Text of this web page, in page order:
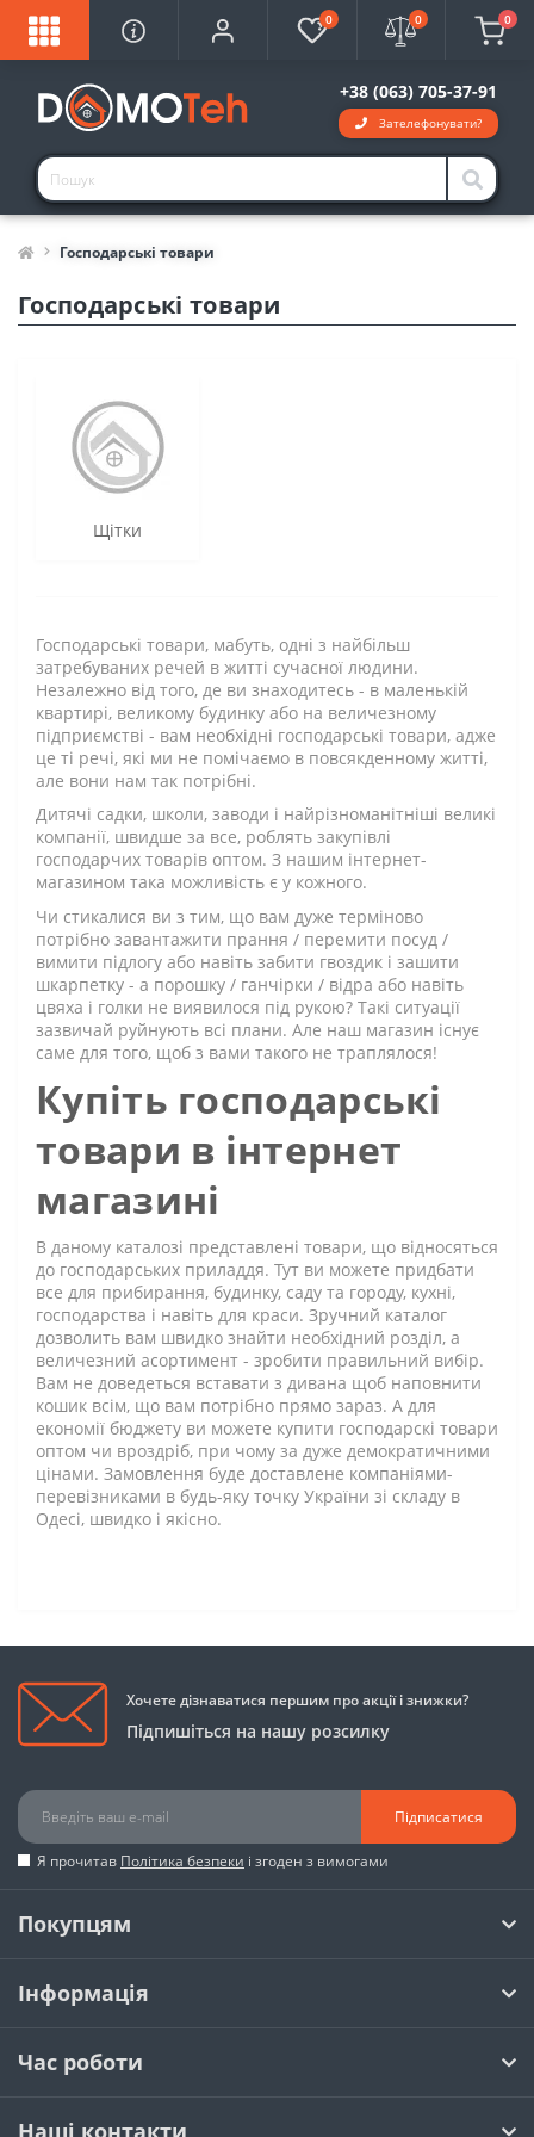
0 0 0
+38 (063) 705-37-91
Зателефонувати?
Господарські товари
Господарські товари
Щітки
Господарські товари, мабуть, одні з найбільш
затребуваних речей в житті сучасної людини.
Незалежно від того, де ви знаходитесь - в маленькій
квартирі, великому будинку або на величезному
підприємстві - вам необхідні господарські товари, адже
це ті речі, які ми не помічаємо в повсякденному житті,
але вони нам так потрібні.
Дитячі садки, школи, заводи і найрізноманітніші великі
компанії, швидше за все, роблять закупівлі
господарчих товарів оптом. З нашим інтернет-
магазином така можливість є у кожного.
Чи стикалися ви з тим, що вам дуже терміново
потрібно завантажити прання / перемити посуд /
вимити підлогу або навіть забити гвоздик і зашити
шкарпетку - а порошку / ганчірки / відра або навіть
цвяха і голки не виявилося під рукою? Такі ситуації
зазвичай руйнують всі плани. Але наш магазин існує
саме для того, щоб з вами такого не траплялося!
Купіть господарські
товари в інтернет
магазині
В даному каталозі представлені товари, що відносяться
до господарських приладдя. Тут ви можете придбати
все для прибирання, будинку, саду та городу, кухні,
господарства і навіть для краси. Зручний каталог
дозволить вам швидко знайти необхідний розділ, а
величезний асортимент - зробити правильний вибір.
Вам не доведеться вставати з дивана щоб наповнити
кошик всім, що вам потрібно прямо зараз. А для
економії бюджету ви можете купити господарскі товари
оптом чи вроздріб, при чому за дуже демократичними
цінами. Замовлення буде доставлене компаніями-
перевізниками в будь-яку точку України зі складу в
Одесі, швидко і якісно.
Хочете дізнаватися першим про акції і знижки?
Підпишіться на нашу розсилку
Підписатися
Я прочитав Політика безпеки і згоден з вимогами
Покупцям
Інформація
Час роботи